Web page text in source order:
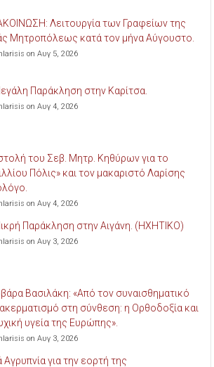
Λειτουργία των Γραφείων της
Μητροπόλεως κατά τον μήνα Αύγουστο.
on Αυγ 5, 2026
Παράκληση στην Καρίτσα.
on Αυγ 4, 2026
του Σεβ. Μητρ. Κηθύρων για το
Πόλις» και τον μακαριστό Λαρίσης
on Αυγ 4, 2026
Παράκληση στην Αιγάνη. (ΗΧΗΤΙΚΟ)
on Αυγ 3, 2026
Βασιλάκη: «Από τον συναισθηματικό
στη σύνθεση: η Ορθοδοξία και
υγεία της Ευρώπης».
on Αυγ 3, 2026
Αγρυπνία για την εορτή της